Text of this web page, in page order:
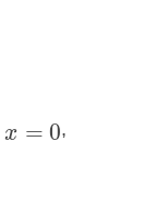
x=0 ,